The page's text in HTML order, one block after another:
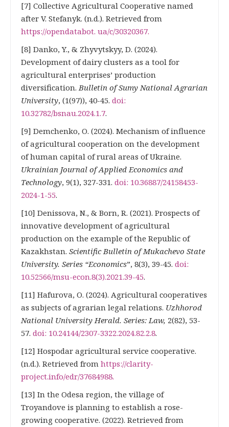
[7] Collective Agricultural Cooperative named
after V. Stefanyk. (n.d.). Retrieved from
https://opendatabot. ua/c/30320367.
[8] Danko, Y., & Zhyvytskyy, D. (2024).
Development of dairy clusters as a tool for
agricultural enterprises’ production
diversification.Bulletin of Sumy National Agrarian
University, (1(97)), 40-45. doi:
10.32782/bsnau.2024.1.7.
[9] Demchenko, O. (2024). Mechanism of influence
of agricultural cooperation on the development
of human capital of rural areas of Ukraine.
Ukrainian Journal of Applied Economics and
Technology, 9(1), 327-331. doi: 10.36887/24158453-
2024-1-55.
[10] Denissova, N., & Born, R. (2021). Prospects of
innovative development of agricultural
production on the example of the Republic of
Kazakhstan. Scientific Bulletin of Mukachevo State
University. Series “Economics”, 8(3), 39-45. doi:
10.52566/msu-econ.8(3).2021.39-45.
[11] Hafurova, O. (2024). Agricultural cooperatives
as subjects of agrarian legal relations. Uzhhorod
National University Herald. Series: Law, 2(82), 53-
57. doi: 10.24144/2307-3322.2024.82.2.8.
[12] Hospodar agricultural service cooperative.
(n.d.). Retrieved from https://clarity-
project.info/edr/37684988.
[13] In the Odesa region, the village of
Troyandove is planning to establish a rose-
growing cooperative. (2022). Retrieved from